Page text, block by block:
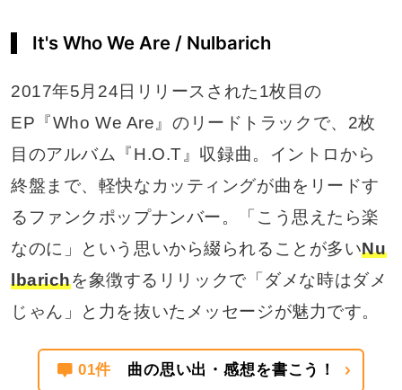
It's Who We Are / Nulbarich
2017年5月24日リリースされた1枚目の
EP『Who We Are』のリードトラックで、2枚
目のアルバム『H.O.T』収録曲。イントロから
終盤まで、軽快なカッティングが曲をリードす
るファンクポップナンバー。「こう思えたら楽
なのに」という思いから綴られることが多いNu
lbarichを象徴するリリックで「ダメな時はダメ
じゃん」と力を抜いたメッセージが魅力です。
01件 曲の思い出・感想を書こう！